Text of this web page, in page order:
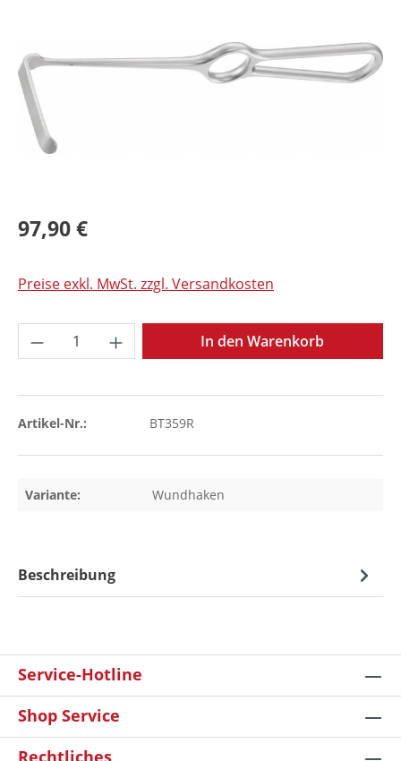
97,90 €
Preise exkl. MwSt. zzgl. Versandkosten
Produkt Anzahl: Gib den gewünschten
In den Warenkorb
Artikel-Nr.: BT359R
Variante: Wundhaken
Beschreibung
Service-Hotline
Shop Service
Rechtliches